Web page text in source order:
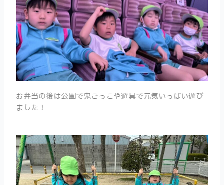
お弁当の後は公園で鬼ごっこや遊具で元気いっぱい遊び
ました！